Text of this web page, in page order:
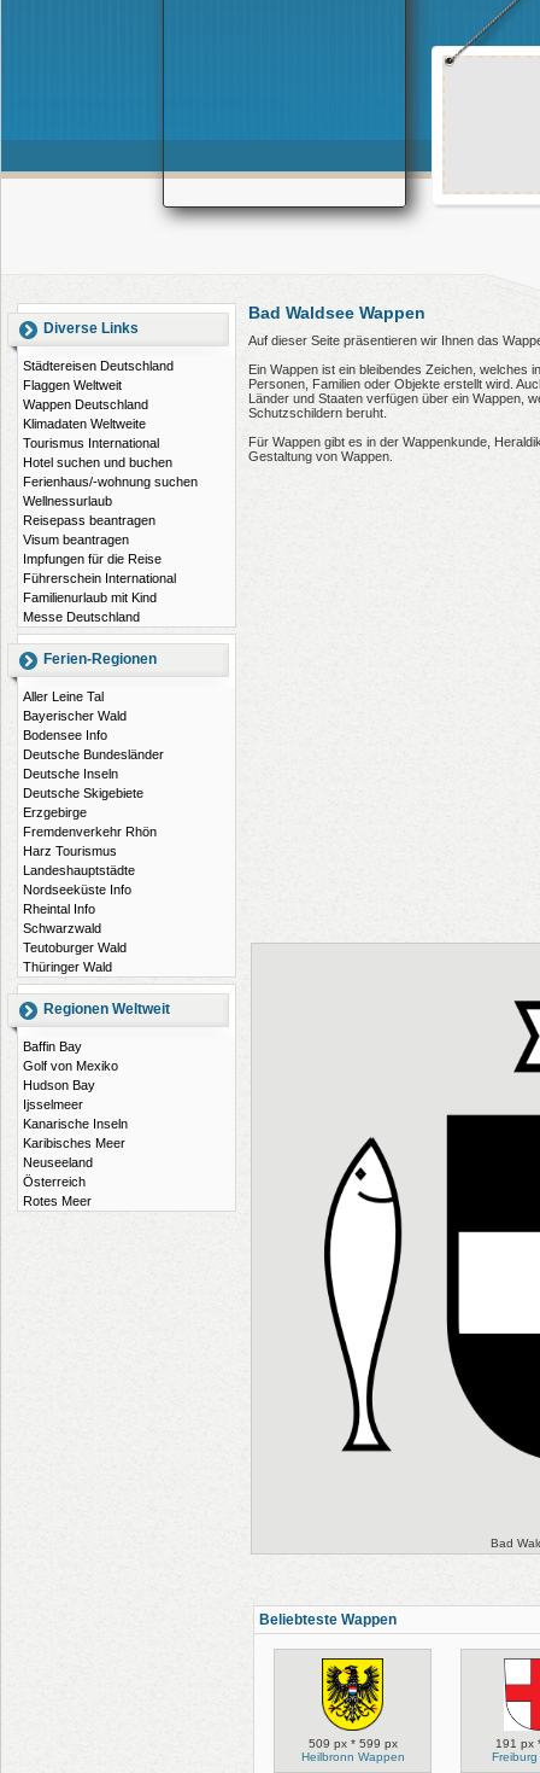
Diverse Links
Städtereisen Deutschland
Flaggen Weltweit
Wappen Deutschland
Klimadaten Weltweite
Tourismus International
Hotel suchen und buchen
Ferienhaus/-wohnung suchen
Wellnessurlaub
Reisepass beantragen
Visum beantragen
Impfungen für die Reise
Führerschein International
Familienurlaub mit Kind
Messe Deutschland
Ferien-Regionen
Aller Leine Tal
Bayerischer Wald
Bodensee Info
Deutsche Bundesländer
Deutsche Inseln
Deutsche Skigebiete
Erzgebirge
Fremdenverkehr Rhön
Harz Tourismus
Landeshauptstädte
Nordseeküste Info
Rheintal Info
Schwarzwald
Teutoburger Wald
Thüringer Wald
Regionen Weltweit
Baffin Bay
Golf von Mexiko
Hudson Bay
Ijsselmeer
Kanarische Inseln
Karibisches Meer
Neuseeland
Österreich
Rotes Meer
Bad Waldsee Wappen
Auf dieser Seite präsentieren wir Ihnen das
Ein Wappen ist ein bleibendes Zeichen, welches
Personen, Familien oder Objekte erstellt wird.
Länder und Staaten verfügen über ein Wappen,
Schutzschildern beruht.
Für Wappen gibt es in der Wappenkunde,
Gestaltung von Wappen.
Bad
Beliebteste Wappen
509 px * 599 px
Heilbronn Wappen
191 px